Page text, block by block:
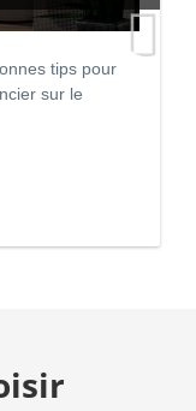
le nom
d’un site